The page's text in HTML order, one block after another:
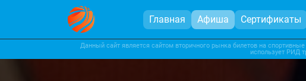
Главная Афиша Сертификаты
Данный сайт является сайтом вторичного рынка билетов на
использует РИД